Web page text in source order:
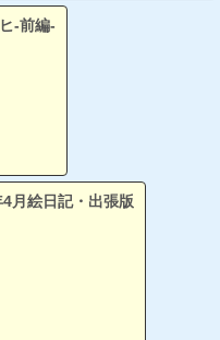
-前編-
月絵日記・出張版